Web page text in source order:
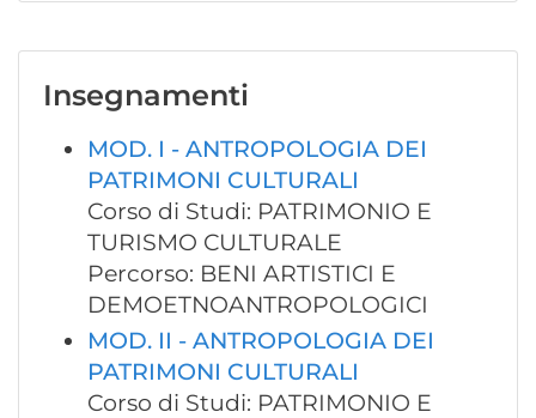
Insegnamenti
MOD. I - ANTROPOLOGIA DEI
PATRIMONI CULTURALI
Corso di Studi: PATRIMONIO E
TURISMO CULTURALE
Percorso: BENI ARTISTICI E
DEMOETNOANTROPOLOGICI
MOD. II - ANTROPOLOGIA DEI
PATRIMONI CULTURALI
Corso di Studi: PATRIMONIO E